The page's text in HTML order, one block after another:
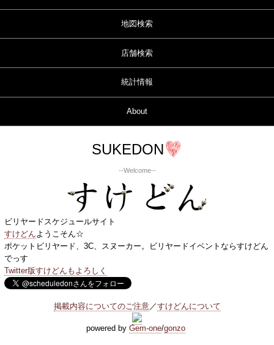
地図検索
店舗検索
統計情報
About
SUKEDON
--Welcome--
ビリヤードスケジュールサイト
すけどんようこそん☆
ポケットビリヤード、3C、スヌーカー。ビリヤードイベントならすけどん
でっす
Twitter版すけどんもよろしく
掲載内容についてのご注意／すけどんについて
powered by Gem-one/gonzo